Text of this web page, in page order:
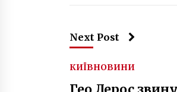
Next Post
КИЇВНОВИНИ